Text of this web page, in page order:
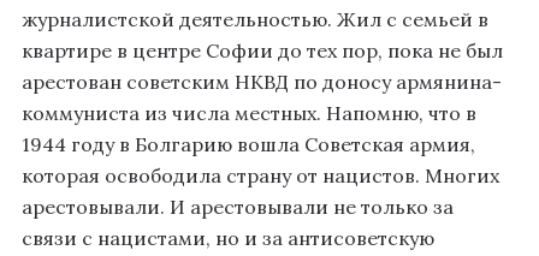
журналистской деятельностью. Жил с семьей в
квартире в центре Софии до тех пор, пока не был
арестован советским НКВД по доносу армянина-
коммуниста из числа местных. Напомню, что в
1944 году в Болгарию вошла Советская армия,
которая освободила страну от нацистов. Многих
арестовывали. И арестовывали не только за
связи с нацистами, но и за антисоветскую